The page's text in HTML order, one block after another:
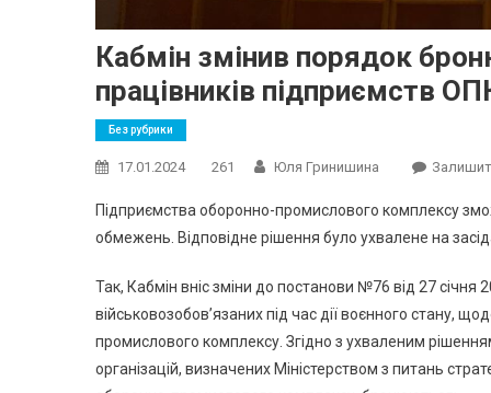
Кабмін змінив порядок
працівників підприємств
Без рубрики
17.01.2024 261 Юля Гринишина
Підприємства оборонно-промислового комплексу
обмежень. Відповідне рішення було ухвалене на
Так, Кабмін вніс зміни до постанови №76 від 27
військовозобов’язаних під час дії воєнного стану,
промислового комплексу. Згідно з ухваленим
організацій, визначених Міністерством з питань